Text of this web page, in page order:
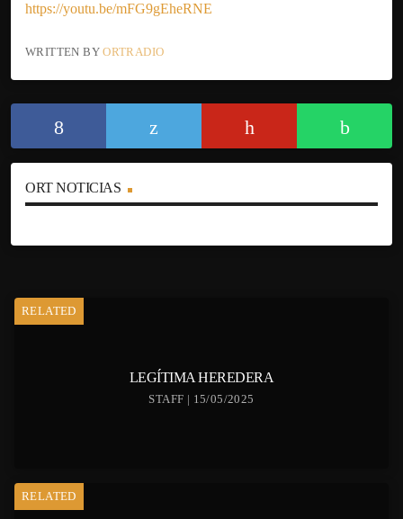
https://youtu.be/mFG9gEheRNE
WRITTEN BYORTRADIO
ORT NOTICIAS
RELATED
LEGÍTIMA HEREDERA
STAFF | 15/05/2025
RELATED